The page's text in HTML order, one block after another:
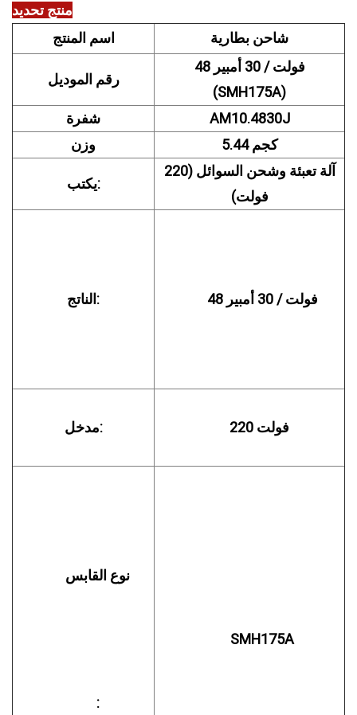
منتج تحديد
اسم المنتج
شاحن بطارية
رقم الموديل
48 فولت / 30 أمبير
(SMH175A)
شفرة
AM10.4830J
وزن
5.44 كجم
يكتب:
آلة تعبئة وشحن السوائل (220
فولت)
الناتج:
        48 فولت / 30 أمبير
مدخل:
      220 فولت
         :
        SMH175A